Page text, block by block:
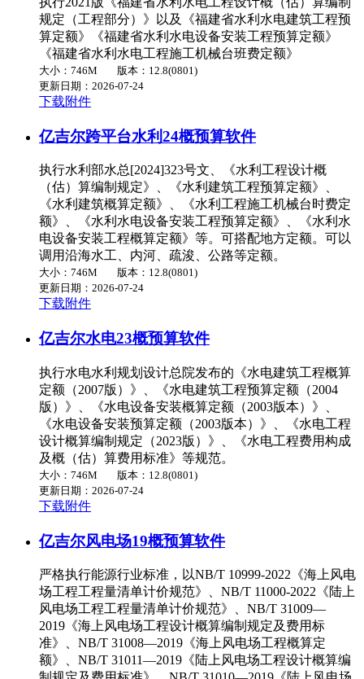
规定（工程部分）》以及《福建省水利水电建筑工程预
算定额》《福建省水利水电设备安装工程预算定额》
《福建省水利水电工程施工机械台班费定额》
大小：746M
版本：12.8(0801)
更新日期：2026-07-24
下载附件
亿吉尔跨平台水利24概预算软件
执行水利部水总[2024]323号文、《水利工程设计概
（估）算编制规定》、《水利建筑工程预算定额》、
《水利建筑概算定额》、《水利工程施工机械台时费定
额》、《水利水电设备安装工程预算定额》、《水利水
电设备安装工程概算定额》等。可搭配地方定额。可以
调用沿海水工、内河、疏浚、公路等定额。
大小：746M
版本：12.8(0801)
更新日期：2026-07-24
下载附件
亿吉尔水电23概预算软件
执行水电水利规划设计总院发布的《水电建筑工程概算
定额（2007版）》、《水电建筑工程预算定额（2004
版）》、《水电设备安装概算定额（2003版本）》、
《水电设备安装预算定额（2003版本）》、《水电工程
设计概算编制规定（2023版）》、《水电工程费用构成
及概（估）算费用标准》等规范。
大小：746M
版本：12.8(0801)
更新日期：2026-07-24
下载附件
亿吉尔风电场19概预算软件
严格执行能源行业标准，以NB/T 10999-2022《海上风电
场工程工程量清单计价规范》、NB/T 11000-2022《陆上
风电场工程工程量清单计价规范》、NB/T 31009—
2019《海上风电场工程设计概算编制规定及费用标
准》、NB/T 31008—2019《海上风电场工程概算定
额》、NB/T 31011—2019《陆上风电场工程设计概算编